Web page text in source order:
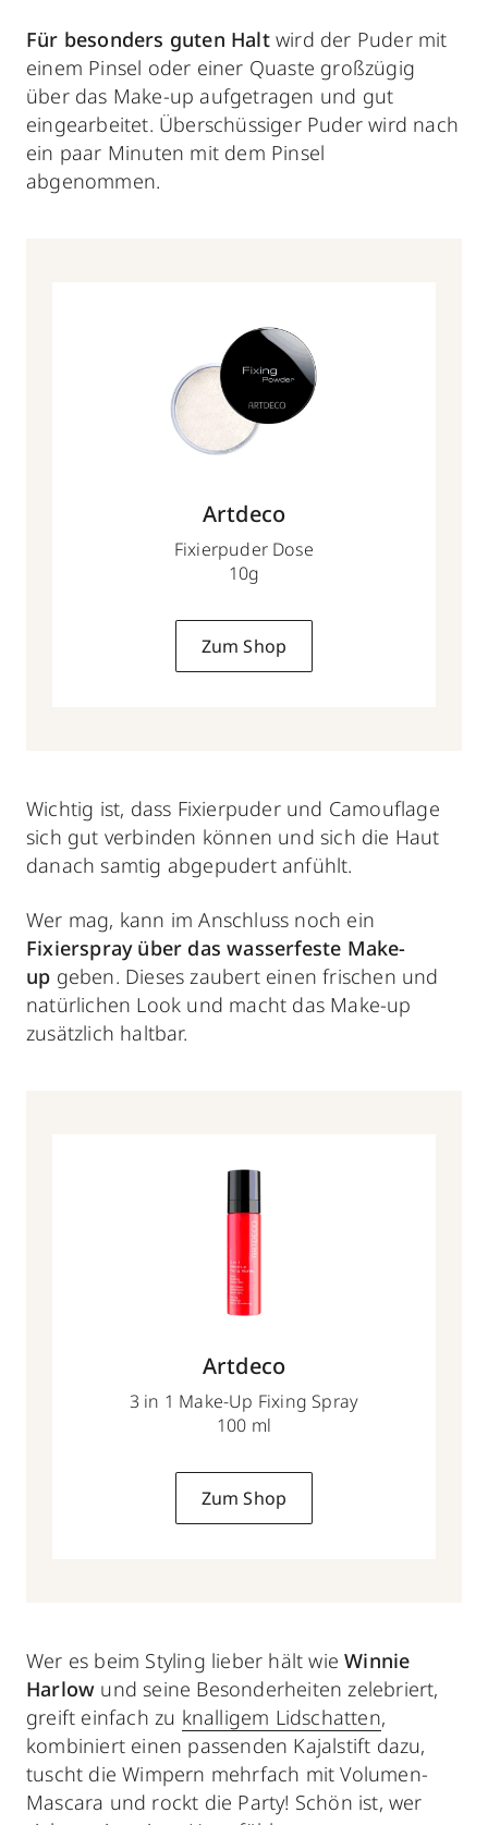
Für besonders guten Haltwird der Puder mit
einem Pinsel oder einer Quaste großzügig
über das Make-up aufgetragen und gut
eingearbeitet. Überschüssiger Puder wird nach
ein paar Minuten mit dem Pinsel
abgenommen.
Artdeco
Fixierpuder Dose
10g
Zum Shop
Wichtig ist, dass Fixierpuder und Camouflage
sich gut verbinden können und sich die Haut
danach samtig abgepudert anfühlt.
Wer mag, kann im Anschluss noch ein
Fixierspray über das wasserfeste Make-
up geben. Dieses zaubert einen frischen und
natürlichen Look und macht das Make-up
zusätzlich haltbar.
Artdeco
3 in 1 Make-Up Fixing Spray
100 ml
Zum Shop
Wer es beim Styling lieber hält wieWinnie
Harlow und seine Besonderheiten zelebriert,
greift einfach zu knalligem Lidschatten,
kombiniert einen passenden Kajalstift dazu,
tuscht die Wimpern mehrfach mit Volumen-
Mascara und rockt die Party! Schön ist, wer